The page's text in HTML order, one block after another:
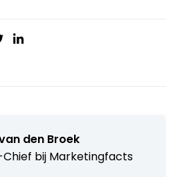
den Broek
bij Marketingfacts